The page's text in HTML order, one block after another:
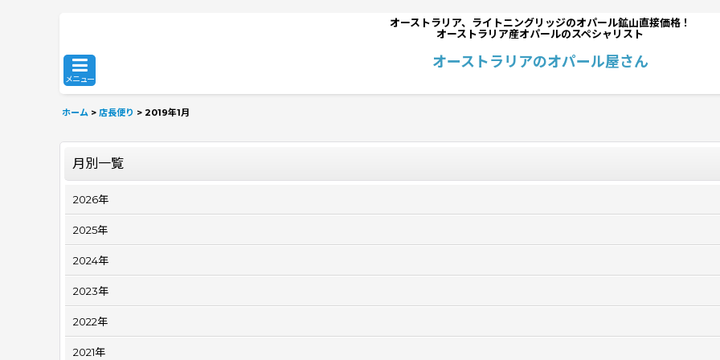
オーストラリア、ライトニングリッジのオパール鉱山直接価格！
オーストラリア産オパールのスペシャリスト
メニュー
オーストラリアのオパール屋さん
ホーム > 店長便り > 2019年1月
月別一覧
2026年
2025年
2024年
2023年
2022年
2021年